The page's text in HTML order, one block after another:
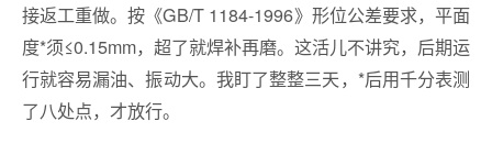
接返工重做。按《GB/T 1184-1996》形位公差要求，平面
度*须≤0.15mm，超了就焊补再磨。这活儿不讲究，后期运
行就容易漏油、振动大。我盯了整整三天，*后用千分表测
了八处点，才放行。